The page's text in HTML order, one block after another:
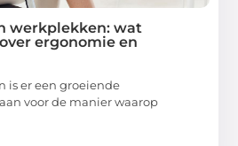
werkplekken: wat
ergonomie en
is er een groeiende
voor de manier waarop